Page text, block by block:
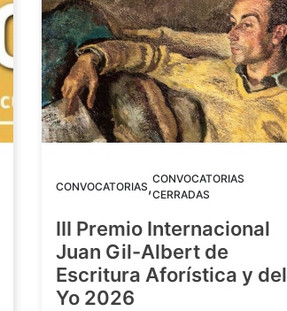
CONVOCATORIAS,CONVOCATORIAS
CERRADAS
III Premio Internacional
Juan Gil-Albert de
Escritura Aforística y del
Yo 2026